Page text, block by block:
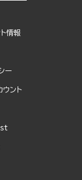
ト情報
ー
ント